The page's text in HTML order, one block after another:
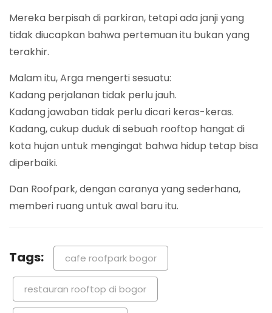
Mereka berpisah di parkiran, tetapi ada janji yang
tidak diucapkan bahwa pertemuan itu bukan yang
terakhir.
Malam itu, Arga mengerti sesuatu:
Kadang perjalanan tidak perlu jauh.
Kadang jawaban tidak perlu dicari keras-keras.
Kadang, cukup duduk di sebuah rooftop hangat di
kota hujan untuk mengingat bahwa hidup tetap bisa
diperbaiki.
Dan Roofpark, dengan caranya yang sederhana,
memberi ruang untuk awal baru itu.
Tags: cafe roofpark bogor
restauran rooftop di bogor